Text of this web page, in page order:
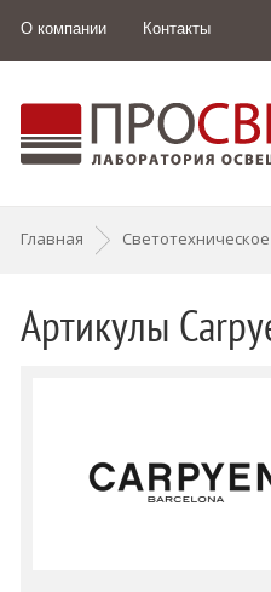
О компании Контакты
Главная
Артикулы